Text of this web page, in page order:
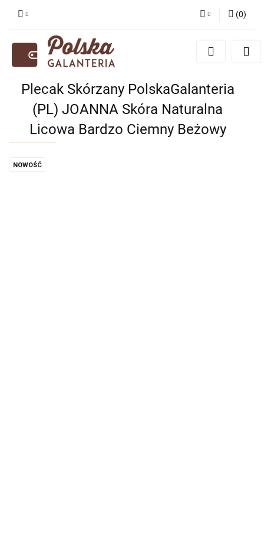
Zaloguj się
(0)
Plecak Skórzany PolskaGalanteria
(PL) JOANNA Skóra Naturalna
Licowa Bardzo Ciemny Beżowy
NOWOŚĆ